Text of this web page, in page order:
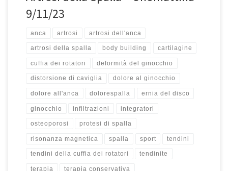
9/11/23
anca artrosi artrosi dell'anca
artrosi della spalla body building cartilagine
cuffia dei rotatori deformità del ginocchio
distorsione di caviglia dolore al ginocchio
dolore all'anca dolorespalla ernia del disco
ginocchio infiltrazioni integratori
osteoporosi protesi di spalla
risonanza magnetica spalla sport tendini
tendini della cuffia dei rotatori tendinite
terapia terapia conservativa